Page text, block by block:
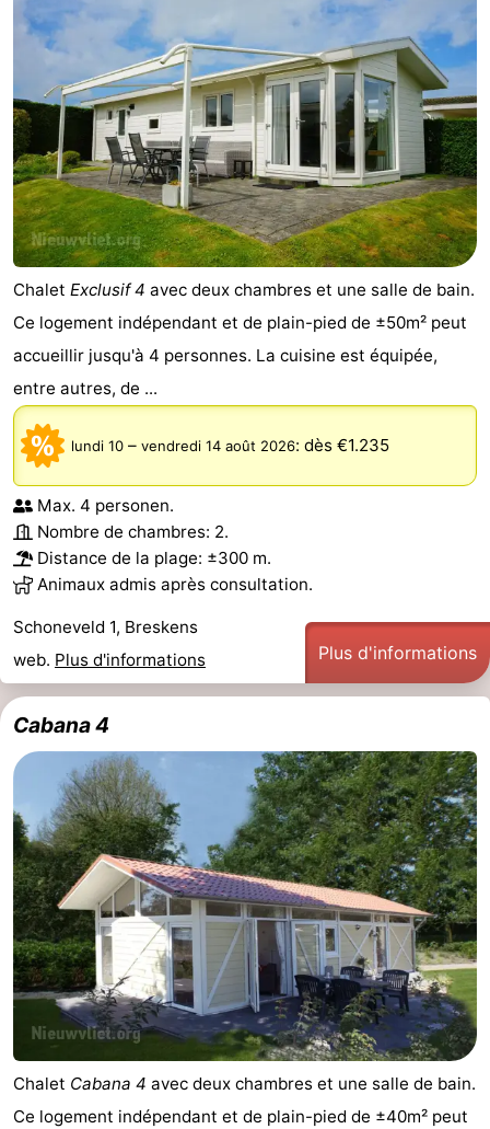
Chalet Exclusif 4 avec deux chambres et une salle de bain.
Ce logement indépendant et de plain-pied de ±50m² peut
accueillir jusqu'à 4 personnes. La cuisine est équipée,
entre autres, de ...
lundi 10 – vendredi 14 août 2026: dès €1.235
Max. 4 personen.
Nombre de chambres: 2.
Distance de la plage: ±300 m.
Animaux admis après consultation.
Schoneveld 1, Breskens
web. Plus d'informations Plus d'informations
Cabana 4
Chalet Cabana 4 avec deux chambres et une salle de bain.
Ce logement indépendant et de plain-pied de ±40m² peut